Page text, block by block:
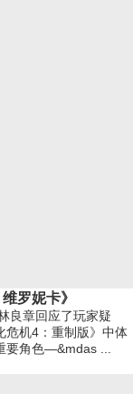
罗妮卡》
良章回应了玩家疑
危机4：重制版》中体
要角色—&mdas ...